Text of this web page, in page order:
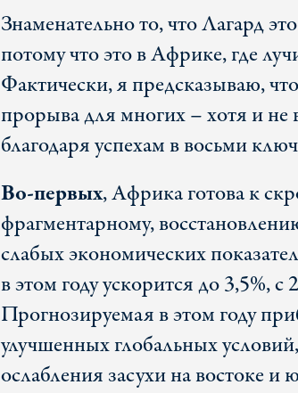
Знаменательно то, что Лагард
потому что это в Африке, где
Фактически, я предсказываю,
прорыва для многих – хотя и
благодаря успехам в восьми
Во-первых, Африка готова к
фрагментарному,
слабых экономических
в этом году ускорится до 3,5%, с
Прогнозируемая в этом году
улучшенных глобальных
ослабления засухи на востоке и